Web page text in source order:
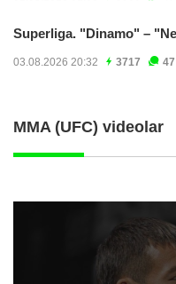
Superliga. "Dinamo" –
03.08.2026 20:32 3717 47
MMA (UFC) videolar